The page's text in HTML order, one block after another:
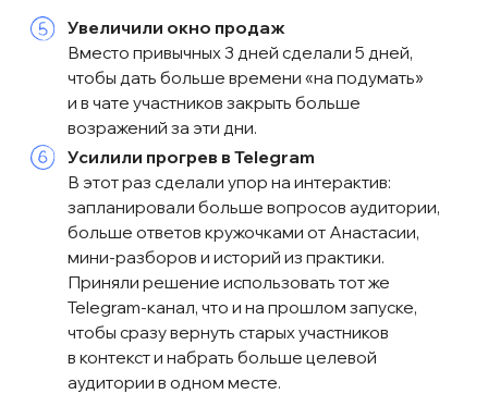
Заранее продумайте какие сегменты
подписчиков вам могут понадобиться, так
вы сможете продумать систему тегов.
маленький совет